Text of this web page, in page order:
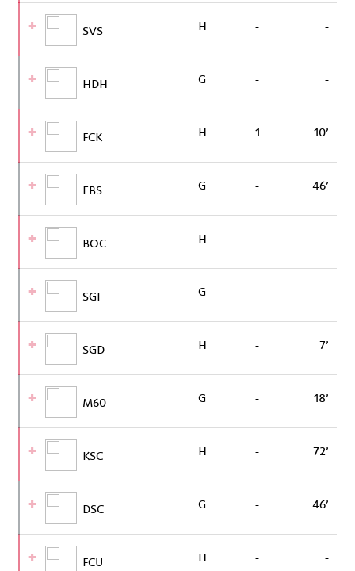
SVS H - -
HDH G - -
FCK H 1 10’
EBS G - 46’
BOC H - -
SGF G - -
SGD H - 7’
M60 G - 18’
KSC H - 72’
DSC G - 46’
FCU H - -